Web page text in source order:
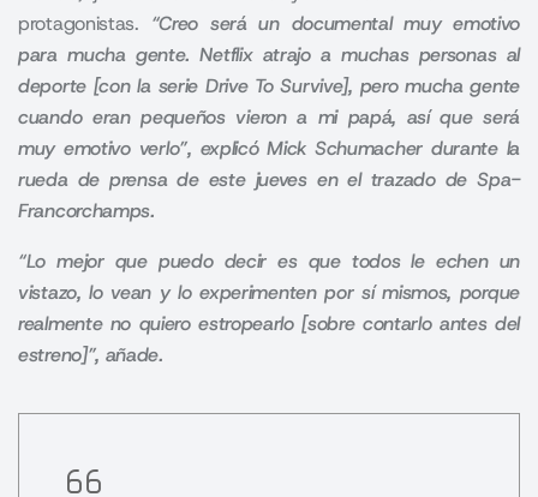
protagonistas. “Creo será un documental muy emotivo
para mucha gente. Netflix atrajo a muchas personas al
deporte [con la serie Drive To Survive], pero mucha gente
cuando eran pequeños vieron a mi papá, así que será
muy emotivo verlo”, explicó Mick Schumacher durante la
rueda de prensa de este jueves en el trazado de Spa-
Francorchamps.
“Lo mejor que puedo decir es que todos le echen un
vistazo, lo vean y lo experimenten por sí mismos, porque
realmente no quiero estropearlo [sobre contarlo antes del
estreno]”, añade.